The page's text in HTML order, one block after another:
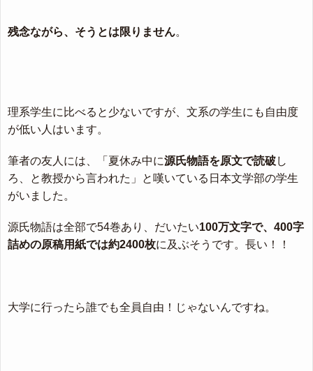
残念ながら、そうとは限りません。
理系学生に比べると少ないですが、文系の学生にも自由度
が低い人はいます。
筆者の友人には、「夏休み中に源氏物語を原文で読破し
ろ、と教授から言われた」と嘆いている日本文学部の学生
がいました。
源氏物語は全部で54巻あり、だいたい100万文字で、400字
詰めの原稿用紙では約2400枚に及ぶそうです。長い！！
大学に行ったら誰でも全員自由！じゃないんですね。